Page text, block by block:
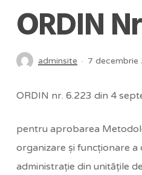
ORDIN
adminsite 7 decembrie
ORDIN nr. 6.223 din 4
pentru aprobarea
organizare şi funcţionare a
administraţie din unităţile